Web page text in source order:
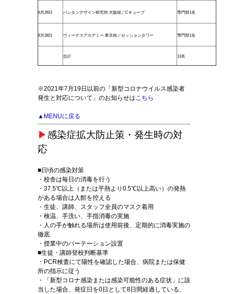
6月26日 バンタンデザイン研究所 大阪校／Cキューブ 専門部1名
6月28日 ヴィーナスアカデミー 東京校／セッションタワー 専門部1名
合計 13名
※2021年7月19日以前の「新型コロナウイルス感染者
発生と対応について」のお知らせはこちら
▲MENUに戻る
▶ 感染症拡大防止策・発生時の対
応
■日頃の感染対策
・校舎は毎日の消毒を行う
・37.5℃以上（または平熱より0.5℃以上高い）の発熱
がある場合は入館を控える
・生徒、講師、スタッフ全員のマスク着用
・検温、手洗い、手指消毒の実施
・人の手が触れる場所は使用前後、定期的に消毒実施の
徹底
・授業中のパーテーション設置
■生徒・講師登校判断基準
・PCR検査にて陽性を確認した場合、病院または保健
所の指示に従う
・「新型コロナ感染または感染可能性のある症状」に該
当した場合、発症日を0日として8日間経過している、